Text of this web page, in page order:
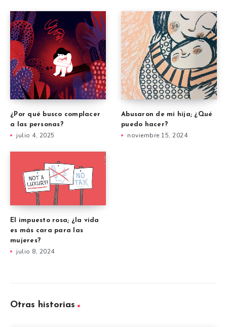
¿Por qué busco complacer
a las personas?
julio 4, 2025
Abusaron de mi hija; ¿Qué
puedo hacer?
noviembre 15, 2024
El impuesto rosa; ¿la vida
es más cara para las
mujeres?
julio 8, 2024
Otras historias